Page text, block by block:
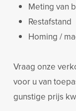
Meting van
Restafstand
Homing /
Vraag onze
voor u van
gunstige prijs